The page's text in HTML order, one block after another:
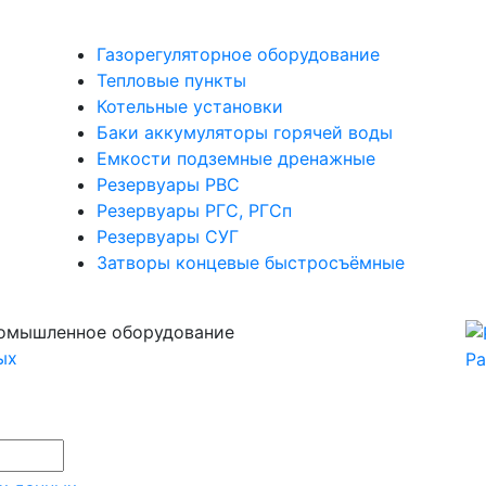
Газорегуляторное оборудование
Тепловые пункты
Котельные установки
Баки аккумуляторы горячей воды
Емкости подземные дренажные
Резервуары РВС
Резервуары РГС, РГСп
Резервуары СУГ
Затворы концевые быстросъёмные
оборудование